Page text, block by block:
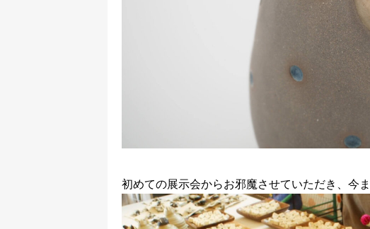
初めての展示会からお邪魔させていただき、今